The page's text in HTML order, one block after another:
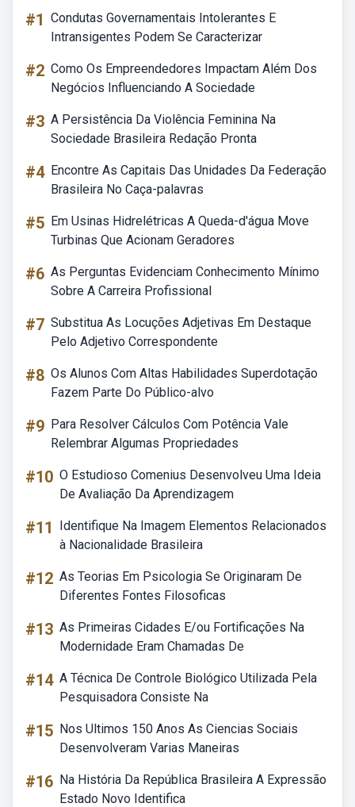
#1 Condutas Governamentais Intolerantes E
Intransigentes Podem Se Caracterizar
#2 Como Os Empreendedores Impactam Além Dos
Negócios Influenciando A Sociedade
#3 A Persistência Da Violência Feminina Na
Sociedade Brasileira Redação Pronta
#4 Encontre As Capitais Das Unidades Da Federação
Brasileira No Caça-palavras
#5 Em Usinas Hidrelétricas A Queda-d'água Move
Turbinas Que Acionam Geradores
#6 As Perguntas Evidenciam Conhecimento Mínimo
Sobre A Carreira Profissional
#7 Substitua As Locuções Adjetivas Em Destaque
Pelo Adjetivo Correspondente
#8 Os Alunos Com Altas Habilidades Superdotação
Fazem Parte Do Público-alvo
#9 Para Resolver Cálculos Com Potência Vale
Relembrar Algumas Propriedades
#10 O Estudioso Comenius Desenvolveu Uma Ideia
De Avaliação Da Aprendizagem
#11
Identifique Na Imagem Elementos Relacionados
à Nacionalidade Brasileira
#12 As Teorias Em Psicologia Se Originaram De
Diferentes Fontes Filosoficas
#13 As Primeiras Cidades E/ou Fortificações Na
Modernidade Eram Chamadas De
#14 A Técnica De Controle Biológico Utilizada Pela
Pesquisadora Consiste Na
#15 Nos Ultimos 150 Anos As Ciencias Sociais
Desenvolveram Varias Maneiras
#16 Na História Da República Brasileira A Expressão
Estado Novo Identifica